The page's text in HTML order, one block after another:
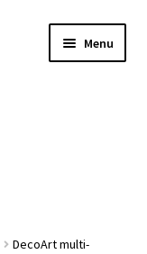
Menu
DecoArt multi-